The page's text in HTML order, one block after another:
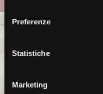
Preferenze
Statistiche
Marketing